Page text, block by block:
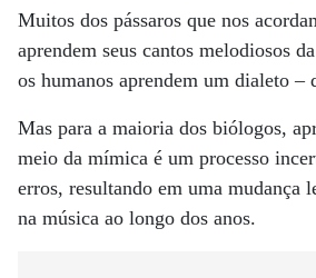
Muitos dos pássaros que nos
aprendem seus cantos melodiosos
os humanos aprendem um dialeto –
Mas para a maioria dos biólogos,
meio da mímica é um processo
erros, resultando em uma mudança
na música ao longo dos anos.